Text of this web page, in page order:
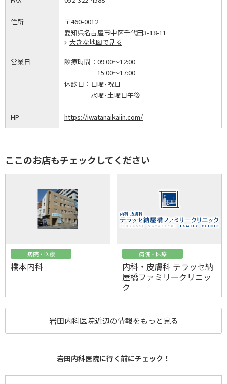
住所
〒460-0012
愛知県名古屋市中区千代田3-18-11
大きな地図で見る
営業日 診療時間： 09:00～12:00
15:00～17:00
休診日： 日曜･祝日
水曜･土曜日午後
HP https://iwatanaikaiin.com/
ここのお店もチェックしてください
病院・医療
橋本内科
病院・医療
内科・皮膚科 テラッセ納
屋橋ファミリークリニッ
ク
岩田内科医院近辺の情報をもっと見る
岩田内科医院に行く前にチェック！